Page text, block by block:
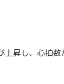
上昇し、心拍